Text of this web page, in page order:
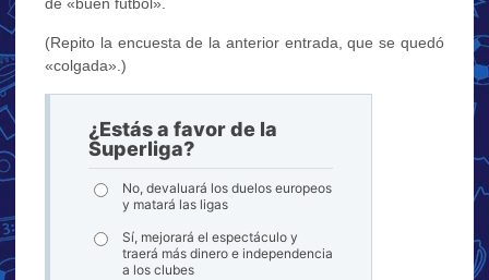
de «buen fútbol».
(Repito la encuesta de la anterior entrada, que se quedó
«colgada».)
¿Estás a favor de la
Superliga?
No, devaluará los duelos europeos
y matará las ligas
Sí, mejorará el espectáculo y
traerá más dinero e independencia
a los clubes